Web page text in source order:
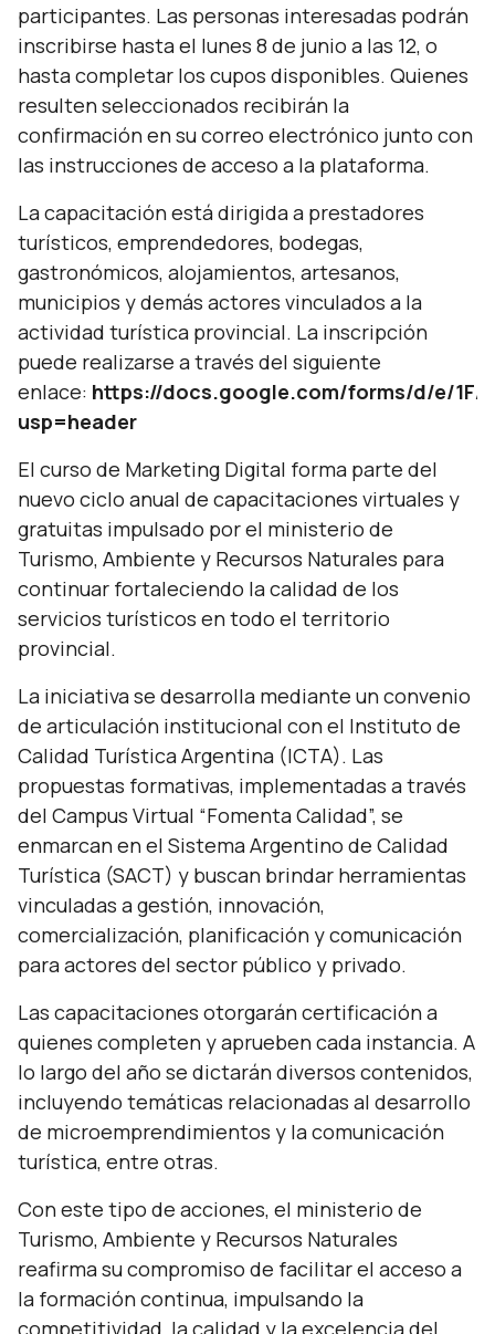
participantes. Las personas interesadas podrán
inscribirse hasta el lunes 8 de junio a las 12, o
hasta completar los cupos disponibles. Quienes
resulten seleccionados recibirán la
confirmación en su correo electrónico junto con
las instrucciones de acceso a la plataforma.
La capacitación está dirigida a prestadores
turísticos, emprendedores, bodegas,
gastronómicos, alojamientos, artesanos,
municipios y demás actores vinculados a la
actividad turística provincial. La inscripción
puede realizarse a través del siguiente
enlace: https://docs.google.com/forms/d/e/
usp=header
El curso de Marketing Digital forma parte del
nuevo ciclo anual de capacitaciones virtuales y
gratuitas impulsado por el ministerio de
Turismo, Ambiente y Recursos Naturales para
continuar fortaleciendo la calidad de los
servicios turísticos en todo el territorio
provincial.
La iniciativa se desarrolla mediante un convenio
de articulación institucional con el Instituto de
Calidad Turística Argentina (ICTA). Las
propuestas formativas, implementadas a través
del Campus Virtual “Fomenta Calidad”, se
enmarcan en el Sistema Argentino de Calidad
Turística (SACT) y buscan brindar herramientas
vinculadas a gestión, innovación,
comercialización, planificación y comunicación
para actores del sector público y privado.
Las capacitaciones otorgarán certificación a
quienes completen y aprueben cada instancia. A
lo largo del año se dictarán diversos contenidos,
incluyendo temáticas relacionadas al desarrollo
de microemprendimientos y la comunicación
turística, entre otras.
Con este tipo de acciones, el ministerio de
Turismo, Ambiente y Recursos Naturales
reafirma su compromiso de facilitar el acceso a
la formación continua, impulsando la
competitividad, la calidad y la excelencia del